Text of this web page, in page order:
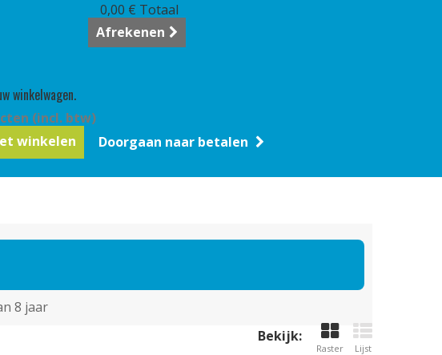
0,00 € Totaal
Afrekenen
winkelwagen.
(incl. btw)
winkelen
Doorgaan naar betalen
8 jaar
Bekijk:
Raster Lijst